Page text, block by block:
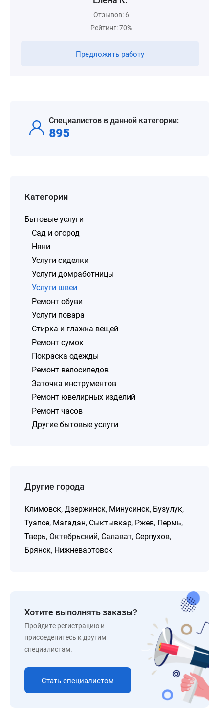
Отзывов: 6
Рейтинг: 70%
Предложить работу
Специалистов в данной категории:
895
Категории
Бытовые услуги
Сад и огород
Няни
Услуги сиделки
Услуги домработницы
Услуги швеи
Ремонт обуви
Услуги повара
Стирка и глажка вещей
Ремонт сумок
Покраска одежды
Ремонт велосипедов
Заточка инструментов
Ремонт ювелирных изделий
Ремонт часов
Другие бытовые услуги
Другие города
Климовск, Дзержинск, Минусинск, Бузулук,
Туапсе, Магадан, Сыктывкар, Ржев, Пермь,
Тверь, Октябрьский, Салават, Серпухов,
Брянск, Нижневартовск
Хотите выполнять заказы?
Пройдите регистрацию и
присоеденитесь к другим
специалистам.
Стать специалистом